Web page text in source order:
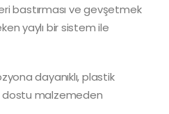
bastırması ve gevşetmek
yaylı bir sistem ile
dayanıklı, plastik
dostu malzemeden